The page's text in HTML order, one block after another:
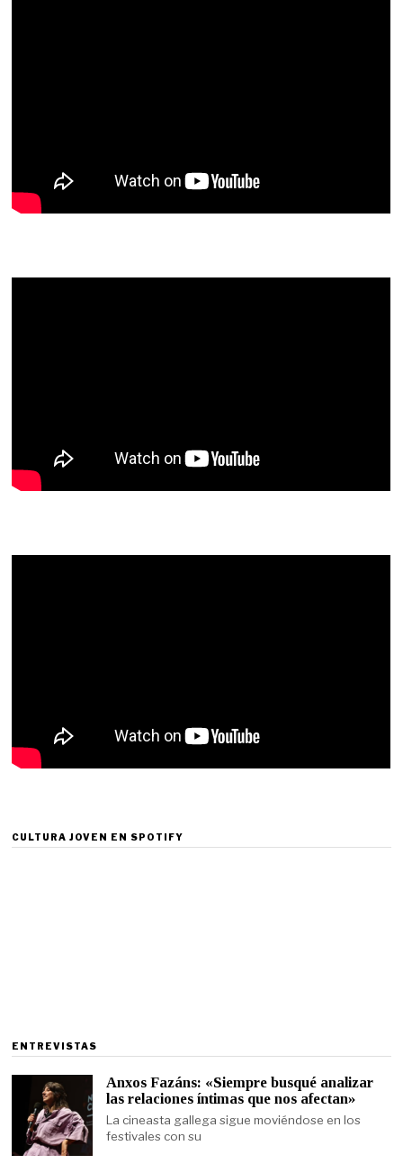
CULTURA JOVEN EN SPOTIFY
ENTREVISTAS
Anxos Fazáns: «Siempre busqué analizar
las relaciones íntimas que nos afectan»
La cineasta gallega sigue moviéndose en los
festivales con su